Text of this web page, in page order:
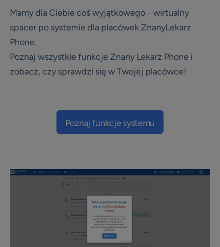
Mamy dla Ciebie coś wyjątkowego - wirtualny
spacer po systemie dla placówek ZnanyLekarz
Phone.
Poznaj wszystkie funkcje Znany Lekarz Phone i
zobacz, czy sprawdzi się w Twojej placówce!
Poznaj funkcje systemu